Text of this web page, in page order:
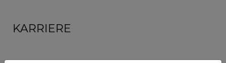
KARRIERE